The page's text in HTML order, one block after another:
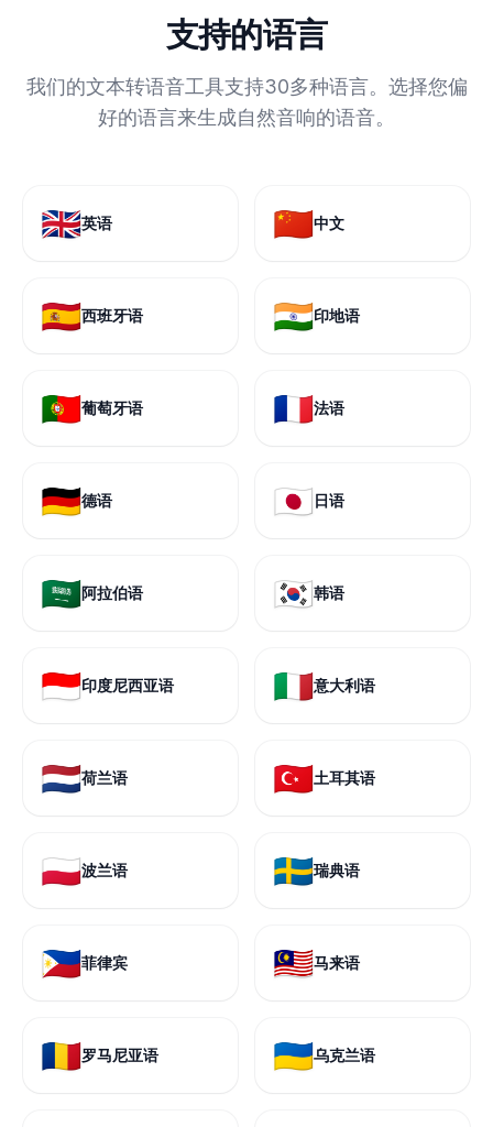
支持的语言
我们的文本转语音工具支持30多种语言。选择您偏
好的语言来生成自然音响的语音。
🇬🇧英语 🇨🇳中文
🇪🇸西班牙语 🇮🇳印地语
🇵🇹葡萄牙语 🇫🇷法语
🇩🇪德语 🇯🇵日语
🇸🇦阿拉伯语 🇰🇷韩语
🇮🇩印度尼西亚语 🇮🇹意大利语
🇳🇱荷兰语 🇹🇷土耳其语
🇵🇱波兰语 🇸🇪瑞典语
🇵🇭菲律宾 🇲🇾马来语
🇷🇴罗马尼亚语 🇺🇦乌克兰语